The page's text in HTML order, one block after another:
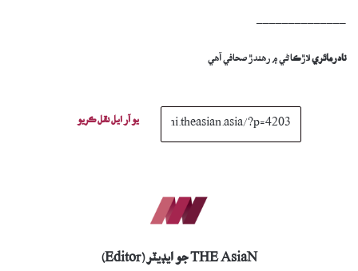
نادرمائريلاڙڪاڻي ۾ رھندڙ صحافي آھي
يو آر ايل نقل ڪريو
THE AsiaN جو ايڊيٽر (Editor)